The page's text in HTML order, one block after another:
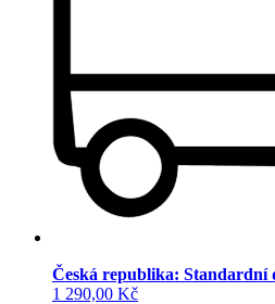
Česká republika: Standardní
1 290,00 Kč